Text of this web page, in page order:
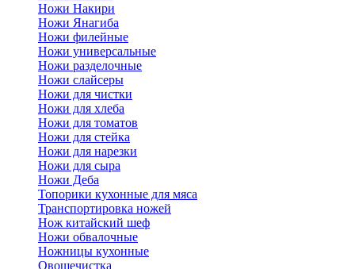
Ножи Накири
Ножи Янагиба
Ножи филейные
Ножи универсальные
Ножи разделочные
Ножи слайсеры
Ножи для чистки
Ножи для хлеба
Ножи для томатов
Ножи для стейка
Ножи для нарезки
Ножи для сыра
Ножи Деба
Топорики кухонные для мяса
Транспортировка ножей
Нож китайский шеф
Ножи обвалочные
Ножницы кухонные
Овощечистка